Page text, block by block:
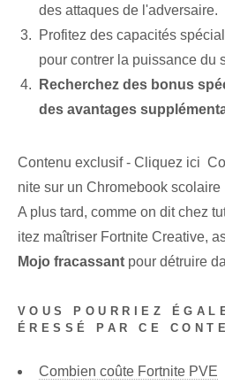
des attaques de l'adversaire.
Profitez des capacités
pour contrer la puissance du
Recherchez des bonus
des avantages
Contenu exclusif - Cliquez ici
nite sur un Chromebook scolaire
A plus tard, comme on dit chez
itez maîtriser Fortnite Creative,
Mojo fracassant ⁤pour détruire
VOUS POURRIEZ
ÉRESSÉ PAR CE
Combien coûte Fortnite PVE